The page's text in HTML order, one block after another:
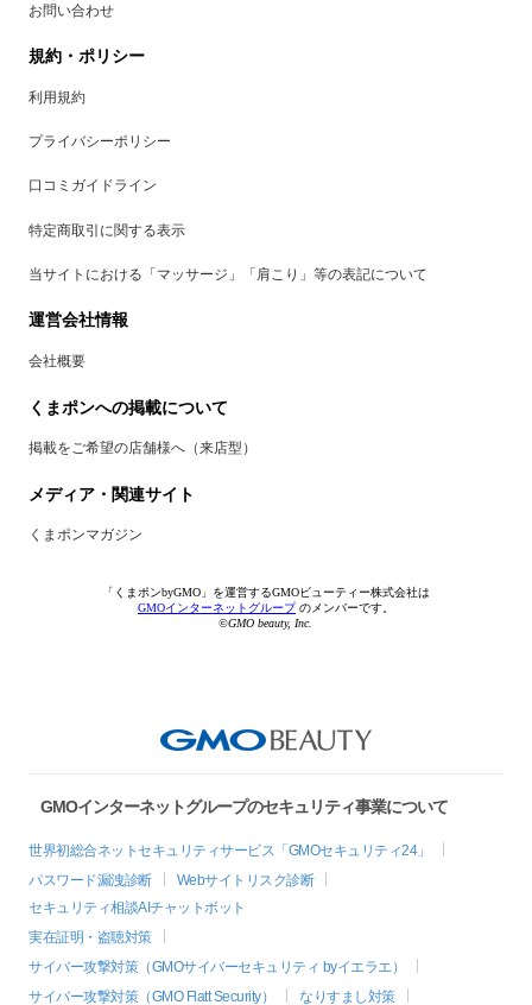
お問い合わせ
規約・ポリシー
利用規約
プライバシーポリシー
口コミガイドライン
特定商取引に関する表示
当サイトにおける「マッサージ」「肩こり」等の表記について
運営会社情報
会社概要
くまポンへの掲載について
掲載をご希望の店舗様へ（来店型）
メディア・関連サイト
くまポンマガジン
「くまポンbyGMO」を運営するGMOビューティー株式会社は
GMOインターネットグループのメンバーです。
©GMO beauty, Inc.
GMOインターネットグループのセキュリティ事業について
世界初総合ネットセキュリティサービス「GMOセキュリティ24」
パスワード漏洩診断
Webサイトリスク診断
セキュリティ相談AIチャットボット
実在証明・盗聴対策
サイバー攻撃対策（GMOサイバーセキュリティ byイエラエ）
サイバー攻撃対策（GMO Flatt Security）
なりすまし対策